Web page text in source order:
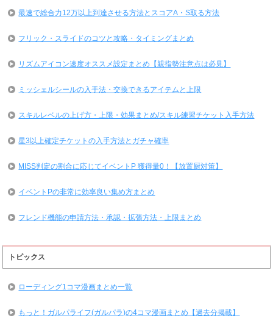
最速で総合力12万以上到達させる方法とスコアA・S取る方法
フリック・スライドのコツと攻略・タイミングまとめ
リズムアイコン速度オススメ設定まとめ【親指勢注意点は必見】
ミッシェルシールの入手法・交換できるアイテムと上限
スキルレベルの上げ方・上限・効果まとめ/スキル練習チケット入手方法
星3以上確定チケットの入手方法とガチャ確率
MISS判定の割合に応じてイベントP 獲得量0！【放置厨対策】
イベントPの非常に効率良い集め方まとめ
フレンド機能の申請方法・承認・拡張方法・上限まとめ
トピックス
ローディング1コマ漫画まとめ一覧
もっと！ガルパライフ(ガルパラ)の4コマ漫画まとめ【過去分掲載】